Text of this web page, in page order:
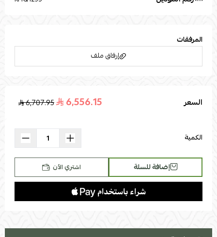
المرفقات
إرفاق ملف
اسحب و افلت الملف هنا
السعر 6,556.15
6,707.95
الكمية
إضافة للسلة اشتري الآن